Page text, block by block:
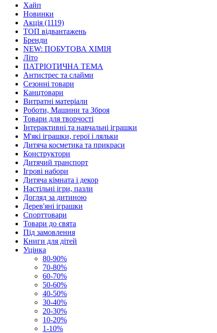
Хайп
Новинки
Акція (1119)
ТОП відвантажень
Бренди
NEW: ПОБУТОВА ХІМІЯ
Літо
ПАТРІОТИЧНА ТЕМА
Антистрес та слайми
Сезонні товари
Канцтовари
Витратні матеріали
Роботи, Машини та Зброя
Товари для творчості
Інтерактивні та навчальні іграшки
М'які іграшки, герої і ляльки
Дитяча косметика та прикраси
Конструктори
Дитячий транспорт
Ігрові набори
Дитяча кімната і декор
Настільні ігри, пазли
Догляд за дитиною
Дерев'яні іграшки
Спорттовари
Товари до свята
Під замовлення
Книги для дітей
Уцінка
80-90%
70-80%
60-70%
50-60%
40-50%
30-40%
20-30%
10-20%
1-10%